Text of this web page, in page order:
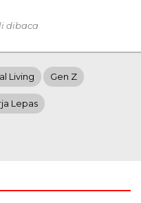
dibaca
Living Gen Z
Lepas